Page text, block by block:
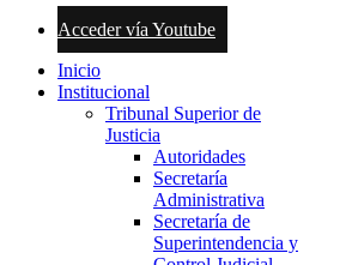
Acceder vía Youtube
Inicio
Institucional
Tribunal Superior de
Justicia
Autoridades
Secretaría
Administrativa
Secretaría de
Superintendencia y